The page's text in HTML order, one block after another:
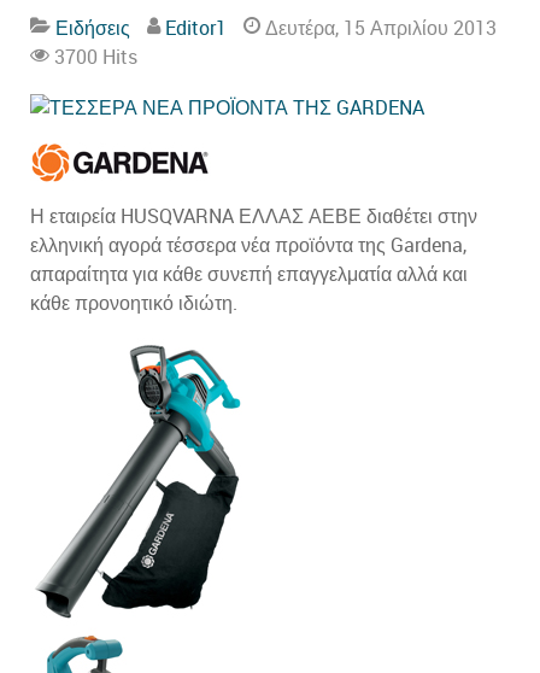
Ειδήσεις Editor1
Δευτέρα, 15 Απριλίου 2013
3700 Hits
Η εταιρεία HUSQVARNA ΕΛΛΑΣ ΑΕΒΕ διαθέτει στην
ελληνική αγορά τέσσερα νέα προϊόντα της Gardena,
απαραίτητα για κάθε συνεπή επαγγελματία αλλά και
κάθε προνοητικό ιδιώτη.